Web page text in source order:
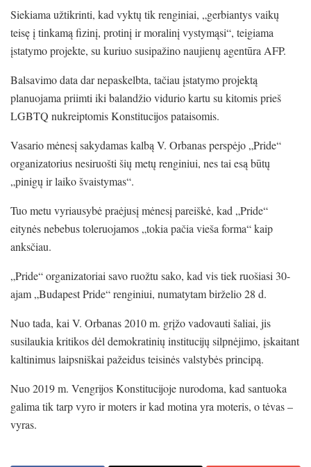
Siekiama užtikrinti, kad vyktų tik renginiai, „gerbiantys vaikų
teisę į tinkamą fizinį, protinį ir moralinį vystymąsi“, teigiama
įstatymo projekte, su kuriuo susipažino naujienų agentūra AFP.
Balsavimo data dar nepaskelbta, tačiau įstatymo projektą
planuojama priimti iki balandžio vidurio kartu su kitomis prieš
LGBTQ nukreiptomis Konstitucijos pataisomis.
Vasario mėnesį sakydamas kalbą V. Orbanas perspėjo „Pride“
organizatorius nesiruošti šių metų renginiui, nes tai esą būtų
„pinigų ir laiko švaistymas“.
Tuo metu vyriausybė praėjusį mėnesį pareiškė, kad „Pride“
eitynės nebebus toleruojamos „tokia pačia vieša forma“ kaip
anksčiau.
„Pride“ organizatoriai savo ruožtu sako, kad vis tiek ruošiasi 30-
ajam „Budapest Pride“ renginiui, numatytam birželio 28 d.
Nuo tada, kai V. Orbanas 2010 m. grįžo vadovauti šaliai, jis
susilaukia kritikos dėl demokratinių institucijų silpnėjimo, įskaitant
kaltinimus laipsniškai pažeidus teisinės valstybės principą.
Nuo 2019 m. Vengrijos Konstitucijoje nurodoma, kad santuoka
galima tik tarp vyro ir moters ir kad motina yra moteris, o tėvas –
vyras.